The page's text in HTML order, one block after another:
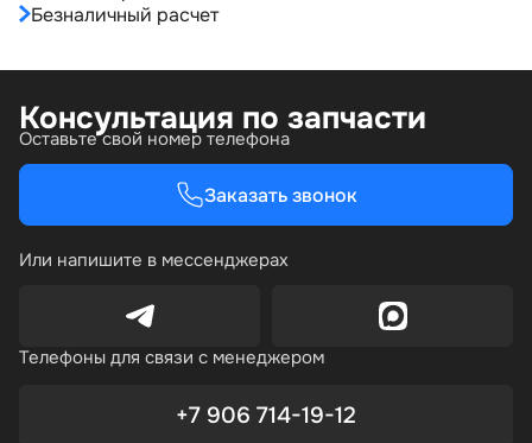
Безналичный расчет
Консультация по запчасти
Оставьте свой номер телефона
Заказать звонок
Или напишите в мессенджерах
Телефоны для связи с менеджером
+7 906 714-19-12